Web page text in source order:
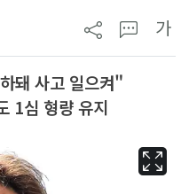
가
돼 사고 일으켜"
1심 형량 유지